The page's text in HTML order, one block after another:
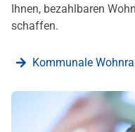
Ihnen, bezahlbaren
schaffen.
Kommunale